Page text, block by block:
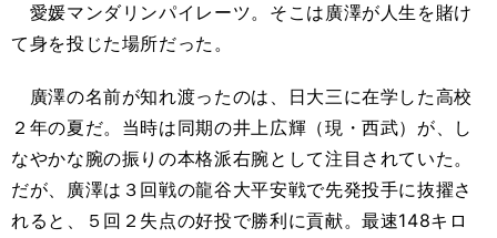
愛媛マンダリンパイレーツ。そこは廣澤が人生を賭け
て身を投じた場所だった。
廣澤の名前が知れ渡ったのは、日大三に在学した高校
２年の夏だ。当時は同期の井上広輝（現・西武）が、し
なやかな腕の振りの本格派右腕として注目されていた。
だが、廣澤は３回戦の龍谷大平安戦で先発投手に抜擢さ
れると、５回２失点の好投で勝利に貢献。最速148キロ